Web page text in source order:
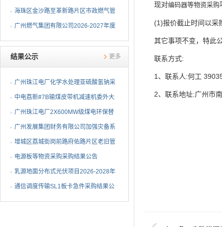
现对编码器等物资采购
(1)报价截止时间以采
其它事项不变，特此
联系方式:
1、联系人:何工
2、联系地址:广州市
EPC总承包招标公告
海珠区金沙路至革新路片区市政燃气管
网更新工程招标公告
广州燃气集团有限公司2026-2027年度
燃气用埋地聚乙烯（PE1...
结果公示 更多
广州珠江电厂化学水处理亚硫酸氢钠采
购项目采购结果公告
中电荔新#7B输煤皮带机减速机委外大
修项目（二次）成交候...
广州珠江电厂2X600MW级煤电环保替
代项目建设施工安全咨询...
广州发展集团财务有限公司加强灾备系
统建设项目采购结果公告
增城区荔城街岗前路府佑路片区老旧管
网改造燃气管道工程采...
电源板等物资采购采购结果公告
乳源地面分布式光伏项目2026-2028年
度光伏区除草及农业种...
通信调度传输SL1板卡急件采购结果公
告